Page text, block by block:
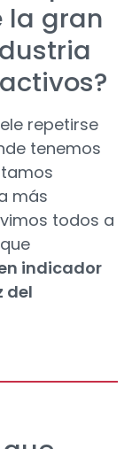
la gran
repetirse
tenemos
más
todos a
indicador
del